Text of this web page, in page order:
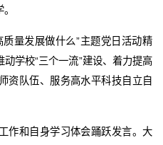
量发展做什么”主题党日活动精
学校“三个一流”建设、着力提高
资队伍、服务高水平科技自立自
作和自身学习体会踊跃发言。大